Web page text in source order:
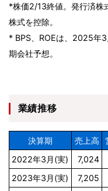
*株価2/13終値。発行済株
株式を控除。
* BPS、ROEは、2025年
期会社予想。
業績推移
決算期 売上高
2022年3月(実)
7,024
2023年3月(実)
7,205